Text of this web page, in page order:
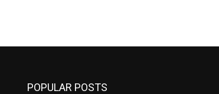
POPULAR POSTS